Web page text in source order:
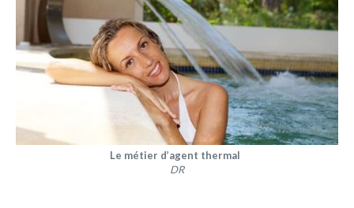
Le métier d’agent thermal
DR